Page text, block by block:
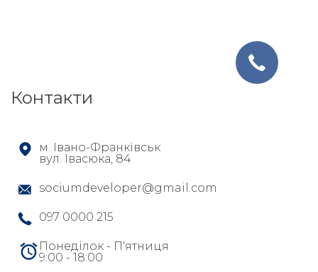
Контакти
м. Івано-Франківськ
вул. Івасюка, 84
sociumdeveloper@gmail.com
097 0000 215
Понеділок - П'ятниця
9:00 - 18:00